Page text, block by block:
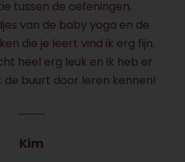
tussen de oefeningen,
van de baby yoga en de
die je leert vind ik erg fijn.
heel erg leuk en ik heb er
de buurt door leren kennen!
Kim